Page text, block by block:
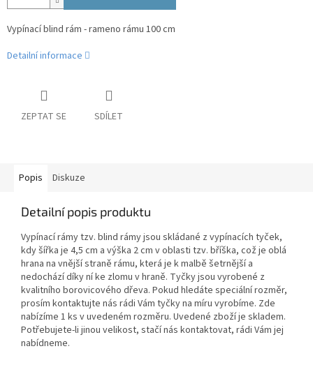
Vypínací blind rám - rameno rámu 100 cm
Detailní informace
ZEPTAT SE SDÍLET
Popis Diskuze
Detailní popis produktu
Vypínací rámy tzv. blind rámy jsou skládané z vypínacích tyček,
kdy šířka je 4,5 cm a výška 2 cm v oblasti tzv. bříška, což je oblá
hrana na vnější straně rámu, která je k malbě šetrnější a
nedochází díky ní ke zlomu v hraně. Tyčky jsou vyrobené z
kvalitního borovicového dřeva. Pokud hledáte speciální rozměr,
prosím kontaktujte nás rádi Vám tyčky na míru vyrobíme. Zde
nabízíme 1 ks v uvedeném rozměru. Uvedené zboží je skladem.
Potřebujete-li jinou velikost, stačí nás kontaktovat, rádi Vám jej
nabídneme.